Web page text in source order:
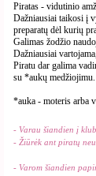
Piratas - vidutinio
Dažniausiai taikosi į
preparatų dėl kurių
Galimas žodžio
Dažniausiai
Piratu dar galima
su *aukų medžiojimu.
*auka - moteris arba
- Varau šiandien į
- Žiūrėk ant piratų
- Varom šiandien